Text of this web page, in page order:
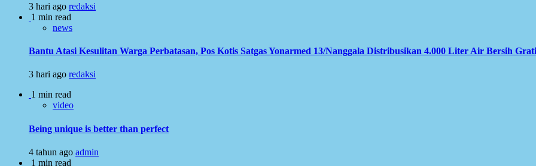
3 hari ago redaksi
1 min read
news
Bantu Atasi Kesulitan Warga Perbatasan, Pos Kotis Satgas Yonarmed 13/Nanggala Distribusikan 4.000 Liter Air Bersih
3 hari ago redaksi
1 min read
video
Being unique is better than perfect
4 tahun ago admin
1 min read